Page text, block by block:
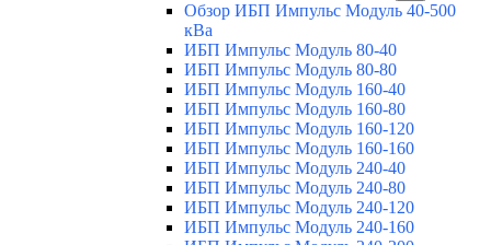
Обзор ИБП Импульс Модуль 40-500
кВа
ИБП Импульс Модуль 80-40
ИБП Импульс Модуль 80-80
ИБП Импульс Модуль 160-40
ИБП Импульс Модуль 160-80
ИБП Импульс Модуль 160-120
ИБП Импульс Модуль 160-160
ИБП Импульс Модуль 240-40
ИБП Импульс Модуль 240-80
ИБП Импульс Модуль 240-120
ИБП Импульс Модуль 240-160